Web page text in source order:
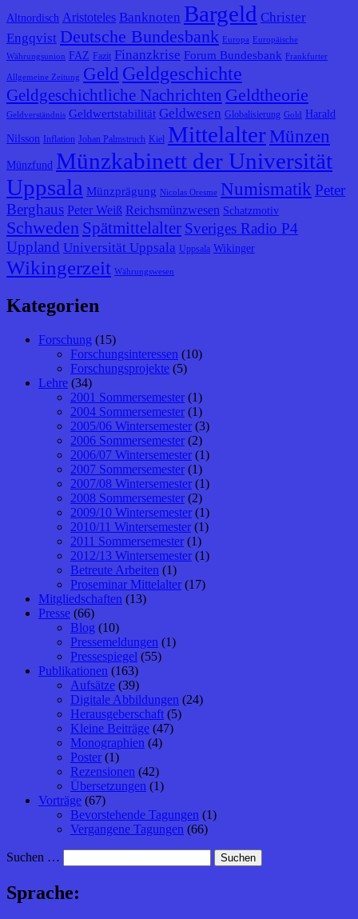
Altnordisch Aristoteles Banknoten Bargeld Christer
Engqvist Deutsche Bundesbank Europa
Europäische
Währungsunion
FAZ Fazit Finanzkrise Forum Bundesbank Frankfurter
Allgemeine Zeitung Geld Geldgeschichte
Geldgeschichtliche Nachrichten Geldtheorie
Geldverständnis Geldwertstabilität Geldwesen Globalisierung Gold Harald
Nilsson Inflation Johan Palmstruch Kiel Mittelalter Münzen
Münzfund Münzkabinett der Universität
Uppsala Münzprägung Nicolas Oresme Numismatik Peter
Berghaus Peter Weiß Reichsmünzwesen Schatzmotiv
Schweden Spätmittelalter Sveriges Radio P4
Uppland Universität Uppsala Uppsala Wikinger
Wikingerzeit Währungswesen
Kategorien
Forschung (15)
Forschungsinteressen (10)
Forschungsprojekte (5)
Lehre (34)
2001 Sommersemester (1)
2004 Sommersemester (1)
2005/06 Wintersemester (3)
2006 Sommersemester (2)
2006/07 Wintersemester (1)
2007 Sommersemester (1)
2007/08 Wintersemester (1)
2008 Sommersemester (2)
2009/10 Wintersemester (1)
2010/11 Wintersemester (1)
2011 Sommersemester (1)
2012/13 Wintersemester (1)
Betreute Arbeiten (1)
Proseminar Mittelalter (17)
Mitgliedschaften (13)
Presse (66)
Blog (10)
Pressemeldungen (1)
Pressespiegel (55)
Publikationen (163)
Aufsätze (39)
Digitale Abbildungen (24)
Herausgeberschaft (5)
Kleine Beiträge (47)
Monographien (4)
Poster (1)
Rezensionen (42)
Übersetzungen (1)
Vorträge (67)
Bevorstehende Tagungen (1)
Vergangene Tagungen (66)
Suchen …
Sprache: